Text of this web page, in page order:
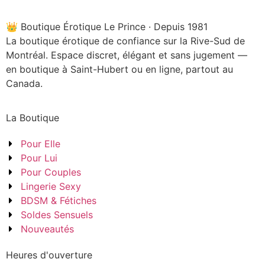
👑 Boutique Érotique Le Prince · Depuis 1981
La boutique érotique de confiance sur la Rive-Sud de
Montréal. Espace discret, élégant et sans jugement —
en boutique à Saint-Hubert ou en ligne, partout au
Canada.
La Boutique
Pour Elle
Pour Lui
Pour Couples
Lingerie Sexy
BDSM & Fétiches
Soldes Sensuels
Nouveautés
Heures d'ouverture